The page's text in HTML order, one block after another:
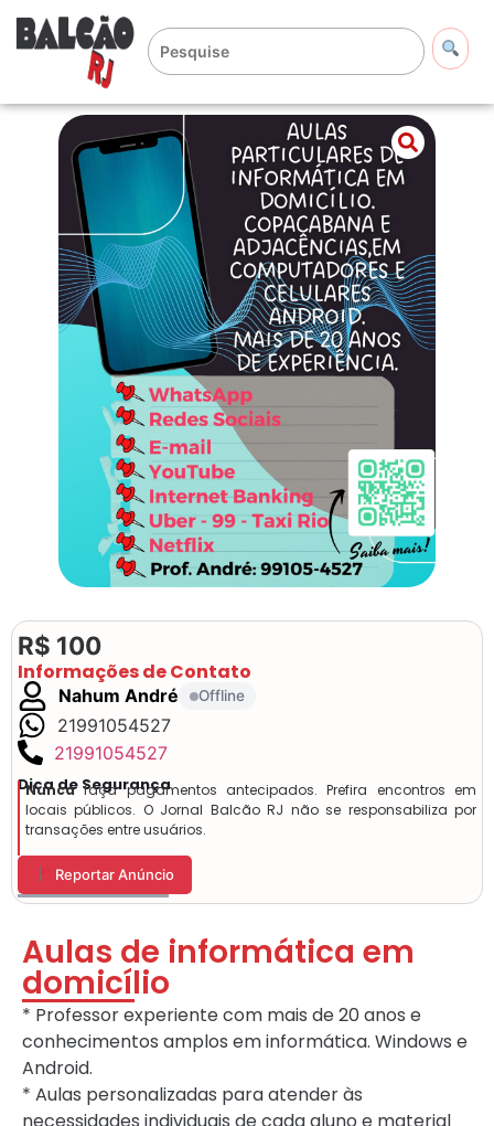
R$ 100
Informações de Contato
Nahum André Offline
21991054527
21991054527
Dica de Segurança
Nuncafaça pagamentos antecipados. Prefira encontros em
locais públicos. O Jornal Balcão RJ não se responsabiliza por
transações entre usuários.
Reportar Anúncio
Aulas de informática em
domicílio
* Professor experiente com mais de 20 anos e
conhecimentos amplos em informática. Windows e
Android.
* Aulas personalizadas para atender às